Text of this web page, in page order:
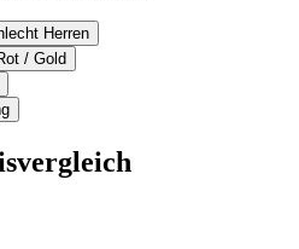
Herren
/ Gold